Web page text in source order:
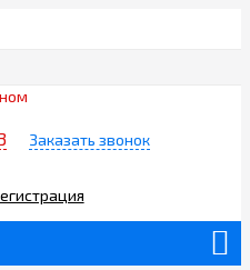
Заказать звонок